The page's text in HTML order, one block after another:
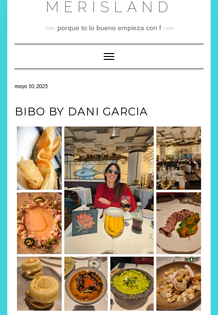
MERISLAND
porque to lo bueno empieza con f
Cambiar modo de navegación
mayo 10, 2025
BIBO BY DANI GARCIA